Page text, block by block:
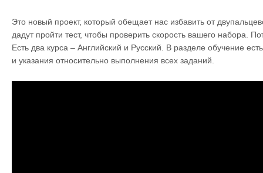
Это новый проект, который обещает нас избавить от
дадут пройти тест, чтобы проверить скорость вашего набора.
Есть два курса – Английский и Русский. В разделе обучение
и указания относительно выполнения всех заданий.